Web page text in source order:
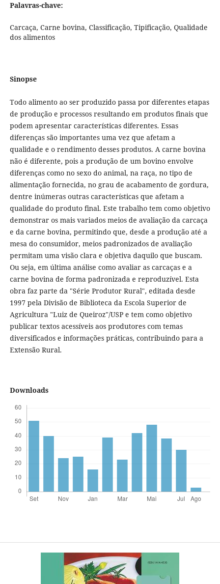
Palavras-chave:
Carcaça, Carne bovina, Classificação, Tipificação, Qualidade
dos alimentos
Sinopse
Todo alimento ao ser produzido passa por diferentes etapas
de produção e processos resultando em produtos finais que
podem apresentar características diferentes. Essas
diferenças são importantes uma vez que afetam a
qualidade e o rendimento desses produtos. A carne bovina
não é diferente, pois a produção de um bovino envolve
diferenças como no sexo do animal, na raça, no tipo de
alimentação fornecida, no grau de acabamento de gordura,
dentre inúmeras outras características que afetam a
qualidade do produto final. Este trabalho tem como objetivo
demonstrar os mais variados meios de avaliação da carcaça
e da carne bovina, permitindo que, desde a produção até a
mesa do consumidor, meios padronizados de avaliação
permitam uma visão clara e objetiva daquilo que buscam.
Ou seja, em última análise como avaliar as carcaças e a
carne bovina de forma padronizada e reproduzível. Esta
obra faz parte da "Série Produtor Rural", editada desde
1997 pela Divisão de Biblioteca da Escola Superior de
Agricultura "Luiz de Queiroz"/USP e tem como objetivo
publicar textos acessíveis aos produtores com temas
diversificados e informações práticas, contribuindo para a
Extensão Rural.
Downloads